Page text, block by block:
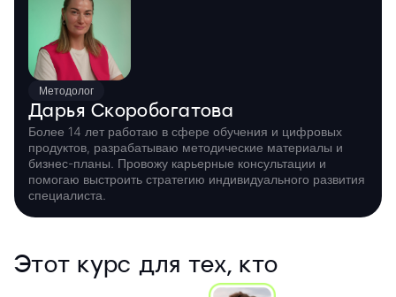
Методолог
Дарья Скоробогатова
Более 14 лет работаю в сфере обучения и цифровых
продуктов, разрабатываю методические материалы и
бизнес-планы. Провожу карьерные консультации и
помогаю выстроить стратегию индивидуального развития
специалиста.
Этот курс для тех, кто